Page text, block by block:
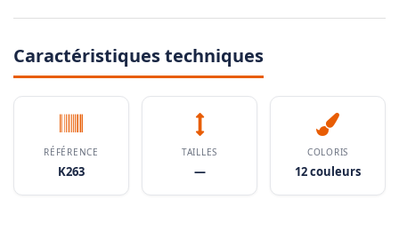
Caractéristiques techniques
RÉFÉRENCE
K263
TAILLES
—
COLORIS
12 couleurs